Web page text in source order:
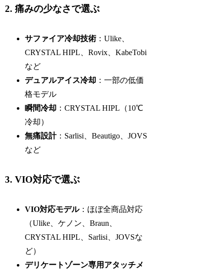
2. 痛みの少なさで選ぶ
サファイア冷却技術：Ulike、
CRYSTAL HIPL、Rovix、KabeTobi
など
デュアルアイス冷却 ：一部の低価
格モデル
瞬間冷却 ：CRYSTAL HIPL（10℃
冷却）
無痛設計：Sarlisi、Beautigo、JOVS
など
3. VIO対応で選ぶ
VIO対応モデル：ほぼ全商品対応
（Ulike、ケノン、Braun、
CRYSTAL HIPL、Sarlisi、JOVSな
ど）
デリケートゾーン専用アタッチメ